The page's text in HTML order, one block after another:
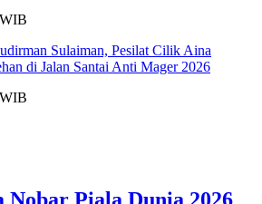
Sulaiman, Pesilat Cilik Aina
di Jalan Santai Anti Mager 2026